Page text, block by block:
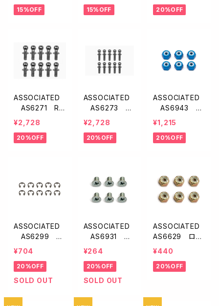
【0.05・1/16・5/
15%OFF
【3/16・1/4・ 11/3
15%OFF 20%OFF
ASSOCIATED
AS6271 RC
10ボールスタッ
ドセット.20イン
チ（シルバー）
¥2,728
20%OFF
ASSOCIATED
AS6273 R
C10ボールスタ
ッドセット.30イ
ンチ（シルバー）
¥2,728
20%OFF
ASSOCIATED
AS6943 ア
ルミロックナッ
ト・ブルー【8-32
インチ/6個入/R
¥1,215
20%OFF
ASSOCIATED
AS6299 E
クリップ・1/8イン
¥704
20%OFF
SOLD OUT
ASSOCIATED
AS6931 フ
ラットヘッドスク
4インチ【6本入/
RC10/RC10T】
¥264
20%OFF
SOLD OUT
ASSOCIATED
AS6629 ロッ
クナット【5-40
¥440
20%OFF